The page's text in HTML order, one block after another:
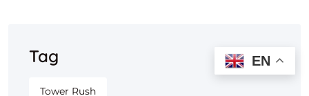
Tag
Tower Rush
EN